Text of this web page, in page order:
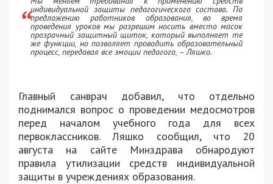
индивидуальной защиты педагогического состава. По
предложению работников образования, во время
проведения уроков мы разрешим носить вместо масок
прозрачный защитный щиток, который выполняет те
же функции, но позволяет проводить образовательный
процесс, передавая все эмоции педагога, – Ляшко.
Главный санврач добавил, что отдельно
поднимался вопрос о проведении медосмотров
перед началом учебного года для всех
первоклассников. Ляшко сообщил, что 20
августа на сайте Минздрава обнародуют
правила утилизации средств индивидуальной
защиты в учреждениях образования.